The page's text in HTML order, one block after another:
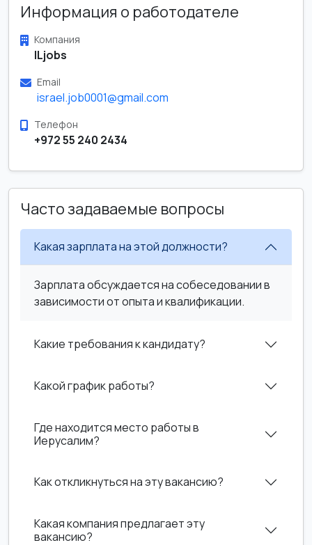
Информация о работодателе
Компания
ILjobs
Email
israel.job0001@gmail.com
Телефон
+972 55 240 2434
Часто задаваемые вопросы
Какая зарплата на этой должности?
Зарплата обсуждается на собеседовании в
зависимости от опыта и квалификации.
Какие требования к кандидату?
Какой график работы?
Где находится место работы в
Иерусалим?
Как откликнуться на эту вакансию?
Какая компания предлагает эту
вакансию?